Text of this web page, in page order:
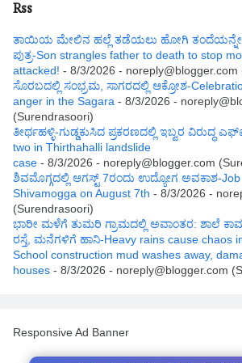
Rss
ತಾಯಿಯ ಮೇಲಿನ ಹಲ್ಲೆ ತಡೆಯಲು ಹೋಗಿ ತಂದೆಯನ್ನೇ
ಪುತ್ರ-Son strangles father to death to stop
attacked! - 8/3/2026 - noreply@blogger.com
ಸೊರಬದಲ್ಲಿ ಸಂಭ್ರಮ, ಸಾಗರದಲ್ಲಿ ಆಕ್ರೋಶ-
anger in the Sagara - 8/3/2026 -
(Surendrasoori)
ತೀರ್ಥಹಳ್ಳಿ-ಗುಡ್ಡಕುಸಿದ ಪ್ರಕರಣದಲ್ಲಿ ಇಬ್ವರ ವಿರುದ್ಧ
two in Thirthahalli landslide
case - 8/3/2026 - noreply@blogger.com
ಶಿವಮೊಗ್ಗದಲ್ಲಿ ಆಗಸ್ಟ್ 7ರಂದು ಉದ್ಯೋಗ ಅವಕಾಶ-Job
Shivamogga on August 7th - 8/3/2026 -
(Surendrasoori)
ಭಾರೀ ಮಳೆಗೆ ತುಮರಿ ಗ್ರಾಮದಲ್ಲಿ ಅವಾಂತರ: ಶಾಲೆ
ರಸ್ತೆ, ಮನೆಗಳಿಗೆ ಹಾನಿ-Heavy rains cause chaos
School construction mud washes away,
houses - 8/3/2026 - noreply@blogger.com
Responsive Ad Banner